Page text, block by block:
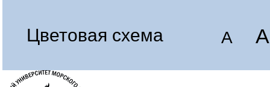
Цветовая схема A A